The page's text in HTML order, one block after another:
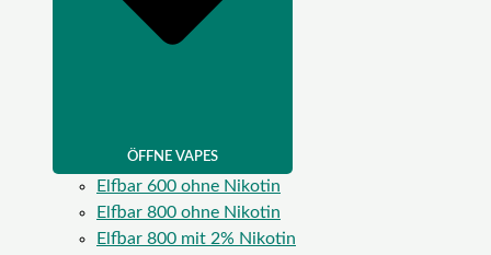
ÖFFNE VAPES
Elfbar 600 ohne Nikotin
Elfbar 800 ohne Nikotin
Elfbar 800 mit 2% Nikotin